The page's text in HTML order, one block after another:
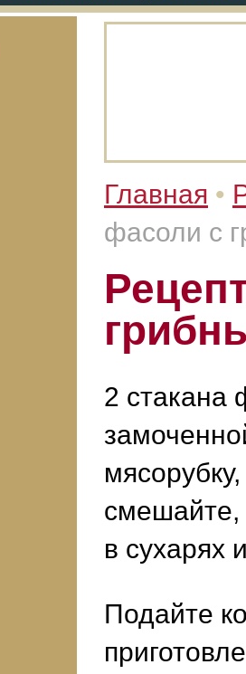
Главная •
фасоли с
2 стакана
смешайте,
в сухарях
Подайте